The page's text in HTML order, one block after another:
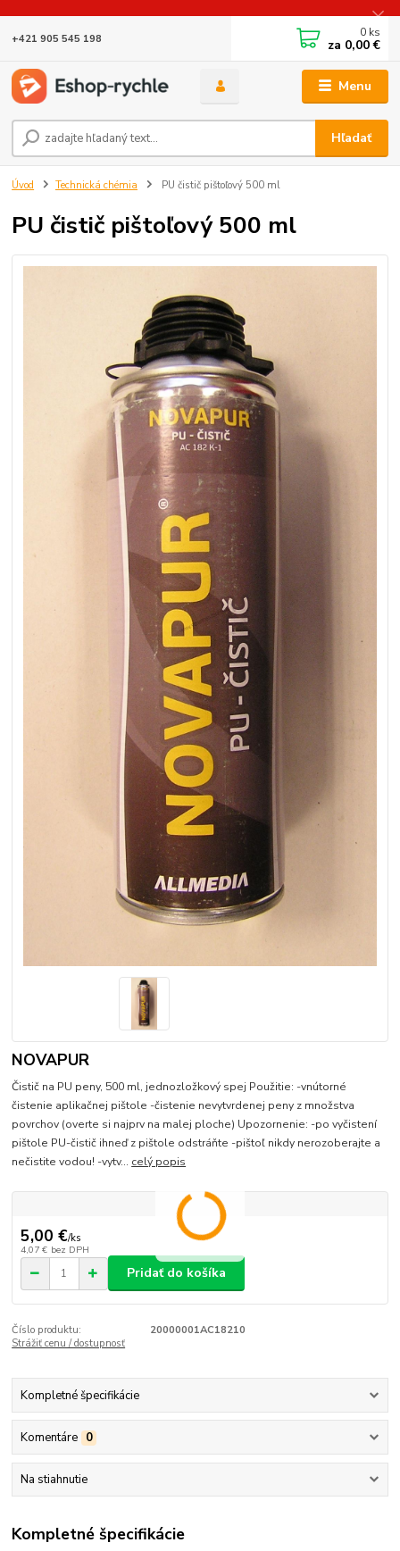
Menu
Hľadať
+421 905 545 198 0 ks
za 0,00 €
Úvod Technická chémia PU čistič pištoľový 500 ml
PU čistič pištoľový 500 ml
NOVAPUR
Čistič na PU peny, 500 ml, jednozložkový spej Použitie: -vnútorné
čistenie aplikačnej pištole -čistenie nevytvrdenej peny z množstva
povrchov (overte si najprv na malej ploche) Upozornenie: -po vyčistení
pištole PU-čistič ihneď z pištole odstráňte -pištoľ nikdy nerozoberajte a
nečistite vodou! -vytv... celý popis
5,00 €/ks
4,07 € bez DPH
Pridať do košíka
Číslo produktu:
20000001AC18210
Strážiť cenu / dostupnosť
Kompletné špecifikácie
Komentáre 0
Na stiahnutie
Kompletné špecifikácie